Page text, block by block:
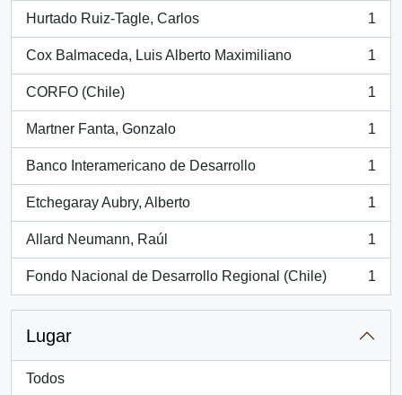
Hurtado Ruiz-Tagle, Carlos
, 1 resultados
1
Cox Balmaceda, Luis Alberto Maximiliano
, 1 resultados
1
CORFO (Chile)
, 1 resultados
1
Martner Fanta, Gonzalo
, 1 resultados
1
Banco Interamericano de Desarrollo
, 1 resultados
1
Etchegaray Aubry, Alberto
, 1 resultados
1
Allard Neumann, Raúl
, 1 resultados
1
Fondo Nacional de Desarrollo Regional (Chile)
, 1 resultados
1
Lugar
Todos